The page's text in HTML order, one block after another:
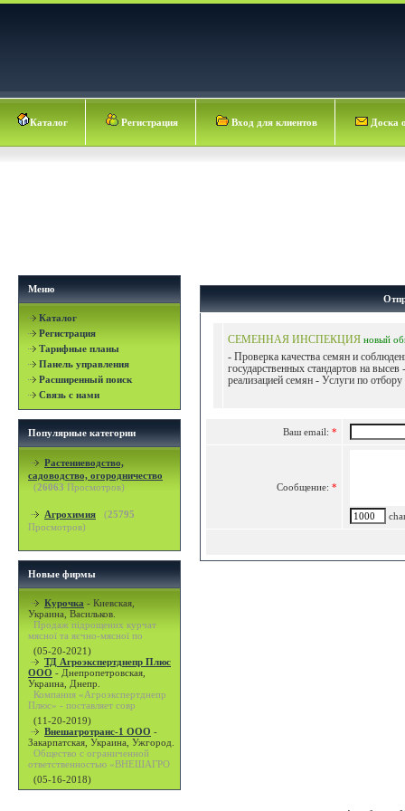
Каталог Регистрация Вход для клиентов Доска
Меню
Каталог
Регистрация
Тарифные планы
Панель управления
Расширенный поиск
Связь с нами
Популярные категории
Растениеводство,
садоводство, огородничество
(26063 Просмотров)
Агрохимия (25795
Просмотров)
Новые фирмы
Курочка - Киевская,
Украина, Васильков.
Продаж підрощених курчат
мясної та яєчно-мясної по
(05-20-2021)
ТД Агроэкспертднепр Плюс
ООО - Днепропетровская,
Украина, Днепр.
Компания «Агроэкспертднепр
Плюс» - поставляет совр
(11-20-2019)
Внешагротранс-1 ООО -
Закарпатская, Украина, Ужгород.
Общество с ограниченной
ответственностью «ВНЕШАГРО
(05-16-2018)
СЕМЕННАЯ ИНСПЕКЦИЯ новый
- Проверка качества семян и
государственных стандартов на высев
реализацией семян - Услуги по
Ваш email: *
Сообщение: *